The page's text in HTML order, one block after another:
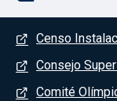
Menú del
Censo
Consejo
Comité